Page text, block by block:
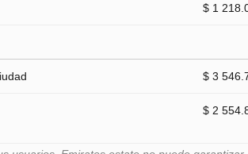
$ 1
$ 3
$ 2